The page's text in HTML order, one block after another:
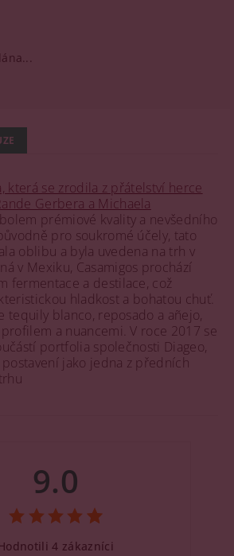
která se zrodila z přátelství herce
Gerbera a Michaela
prémiové kvality a nevšedního
pro soukromé účely, tato
oblibu a byla uvedena na trh v
v Mexiku, Casamigos prochází
fermentace a destilace, což
hladkost a bohatou chuť.
tequily blanco, reposado a añejo,
a nuancemi. V roce 2017 se
portfolia společnosti Diageo,
jako jedna z předních
9.0
4 zákazníci